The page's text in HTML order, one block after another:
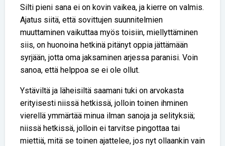
Silti pieni sana ei on kovin vaikea, ja kierre on valmis.
Ajatus siitä, että sovittujen suunnitelmien
muuttaminen vaikuttaa myös toisiin, miellyttäminen
siis, on huonoina hetkinä pitänyt oppia jättämään
syrjään, jotta oma jaksaminen arjessa paranisi. Voin
sanoa, että helppoa se ei ole ollut.
Ystäviltä ja läheisiltä saamani tuki on arvokasta
erityisesti niissä hetkissä, jolloin toinen ihminen
vierellä ymmärtää minua ilman sanoja ja selityksiä;
niissä hetkissä, jolloin ei tarvitse pingottaa tai
miettiä, mitä se toinen ajattelee, jos nyt ollaankin vain